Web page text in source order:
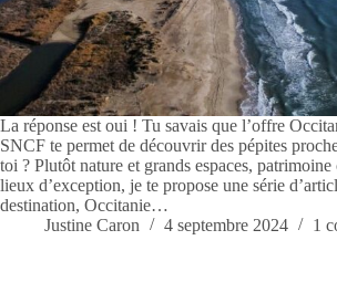
La réponse est oui ! Tu savais que l’offre
SNCF te permet de découvrir des pépites
toi ? Plutôt nature et grands espaces,
lieux d’exception, je te propose une série
destination, Occitanie…
Justine Caron
4 septembre 2024 1